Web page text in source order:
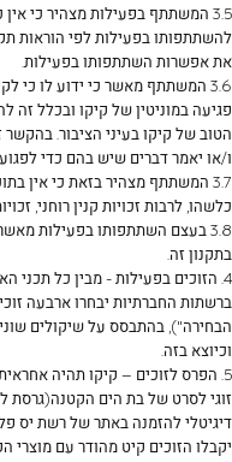
3.5 המשתתף בפעילות מצהיר כי
להשתתפותו בפעילות לפי הוראות
את אפשרות השתתפותו בפעילות.
3.6 המשתתף מאשר כי ידוע לו כי
פגיעה במוניטין של קיקו ובכלל
הטוב של קיקו בעיני הציבור.
ו/או יאמר דברים שיש בהם כדי
3.7 המשתתף מצהיר בזאת כי אין
כלשהו, לרבות זכויות קנין רוחני,
3.8 בעצם השתתפותו בפעילות
בתקנון זה.
4. הזוכים בפעילות - מבין כל
ברשתות החברתיות יבחרו ארבעה
הבחירה"), בהתבסס על שיקולים
וכיוצא בזה.
5. הפרס לזוכים – קיקו תהיה
זוגי לסרט של בת הים הקטנה(גרסת
דיגיטלי להזמנה באתר של רשת יס
יקבלו הזוכים קיט מהודר עם מוצרי